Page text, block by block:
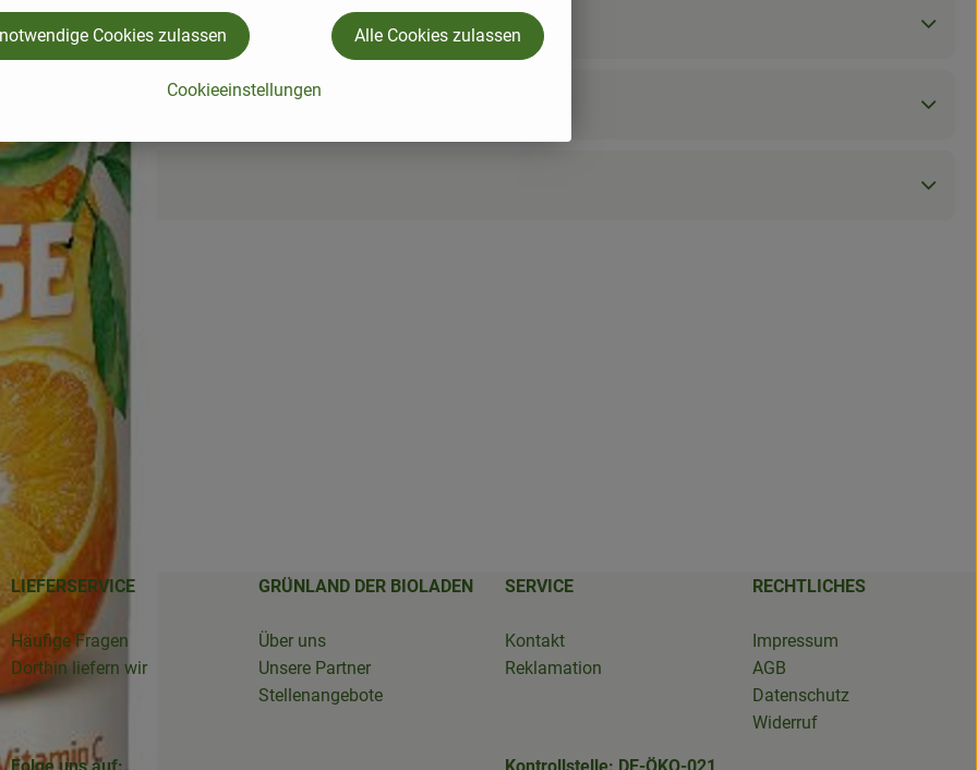
LIEFERSERVICE
Häufige Fragen
Dorthin liefern wir
GRÜNLAND DER BIOLADEN
Über uns
Unsere Partner
Stellenangebote
SERVICE
Kontakt
Reklamation
RECHTLICHES
Impressum
AGB
Datenschutz
Widerruf
Cookieeinstellungen
Cookies zulassen Alle Cookies zulassen